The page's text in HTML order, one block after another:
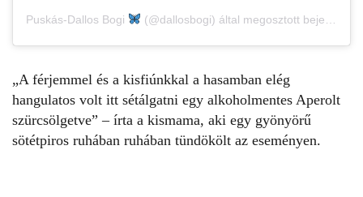
Puskás-Dallos Bogi (@dallosbogi) által megosztott bejegyzés
„A férjemmel és a kisfiúnkkal a hasamban elég
hangulatos volt itt sétálgatni egy alkoholmentes Aperolt
szürcsölgetve” – írta a kismama, aki egy gyönyörű
sötétpiros ruhában ruhában tündökölt az eseményen.